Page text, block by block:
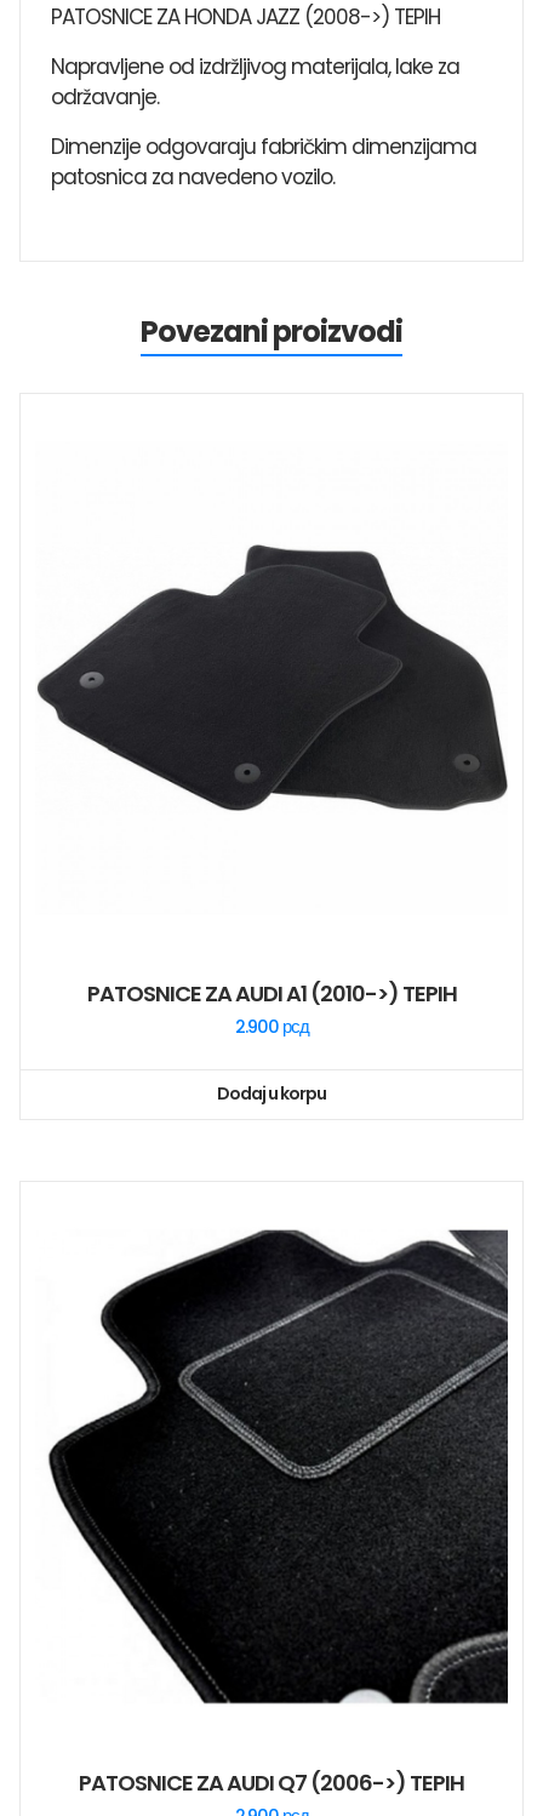
PATOSNICE ZA HONDA JAZZ (2008->) TEPIH
Napravljene od izdržljivog materijala, lake za
održavanje.
Dimenzije odgovaraju fabričkim dimenzijama
patosnica za navedeno vozilo.
Povezani proizvodi
PATOSNICE ZA AUDI A1 (2010->) TEPIH
2.900 рсд
Dodaj u korpu
PATOSNICE ZA AUDI Q7 (2006->) TEPIH